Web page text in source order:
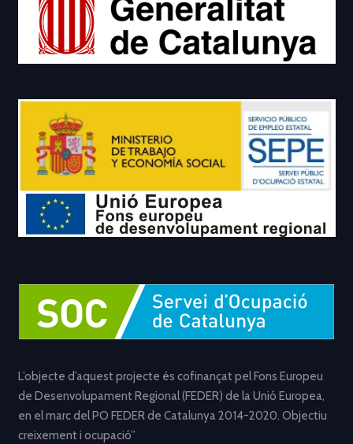
L’objecte d’aquest projecte és cofinançat pel Fons Europeu
de Desenvolupament Regional (FEDER) de la Unió Europea,
en el marc del PO FEDER de Catalunya 2014-2020. Objectiu
creixement i ocupació”